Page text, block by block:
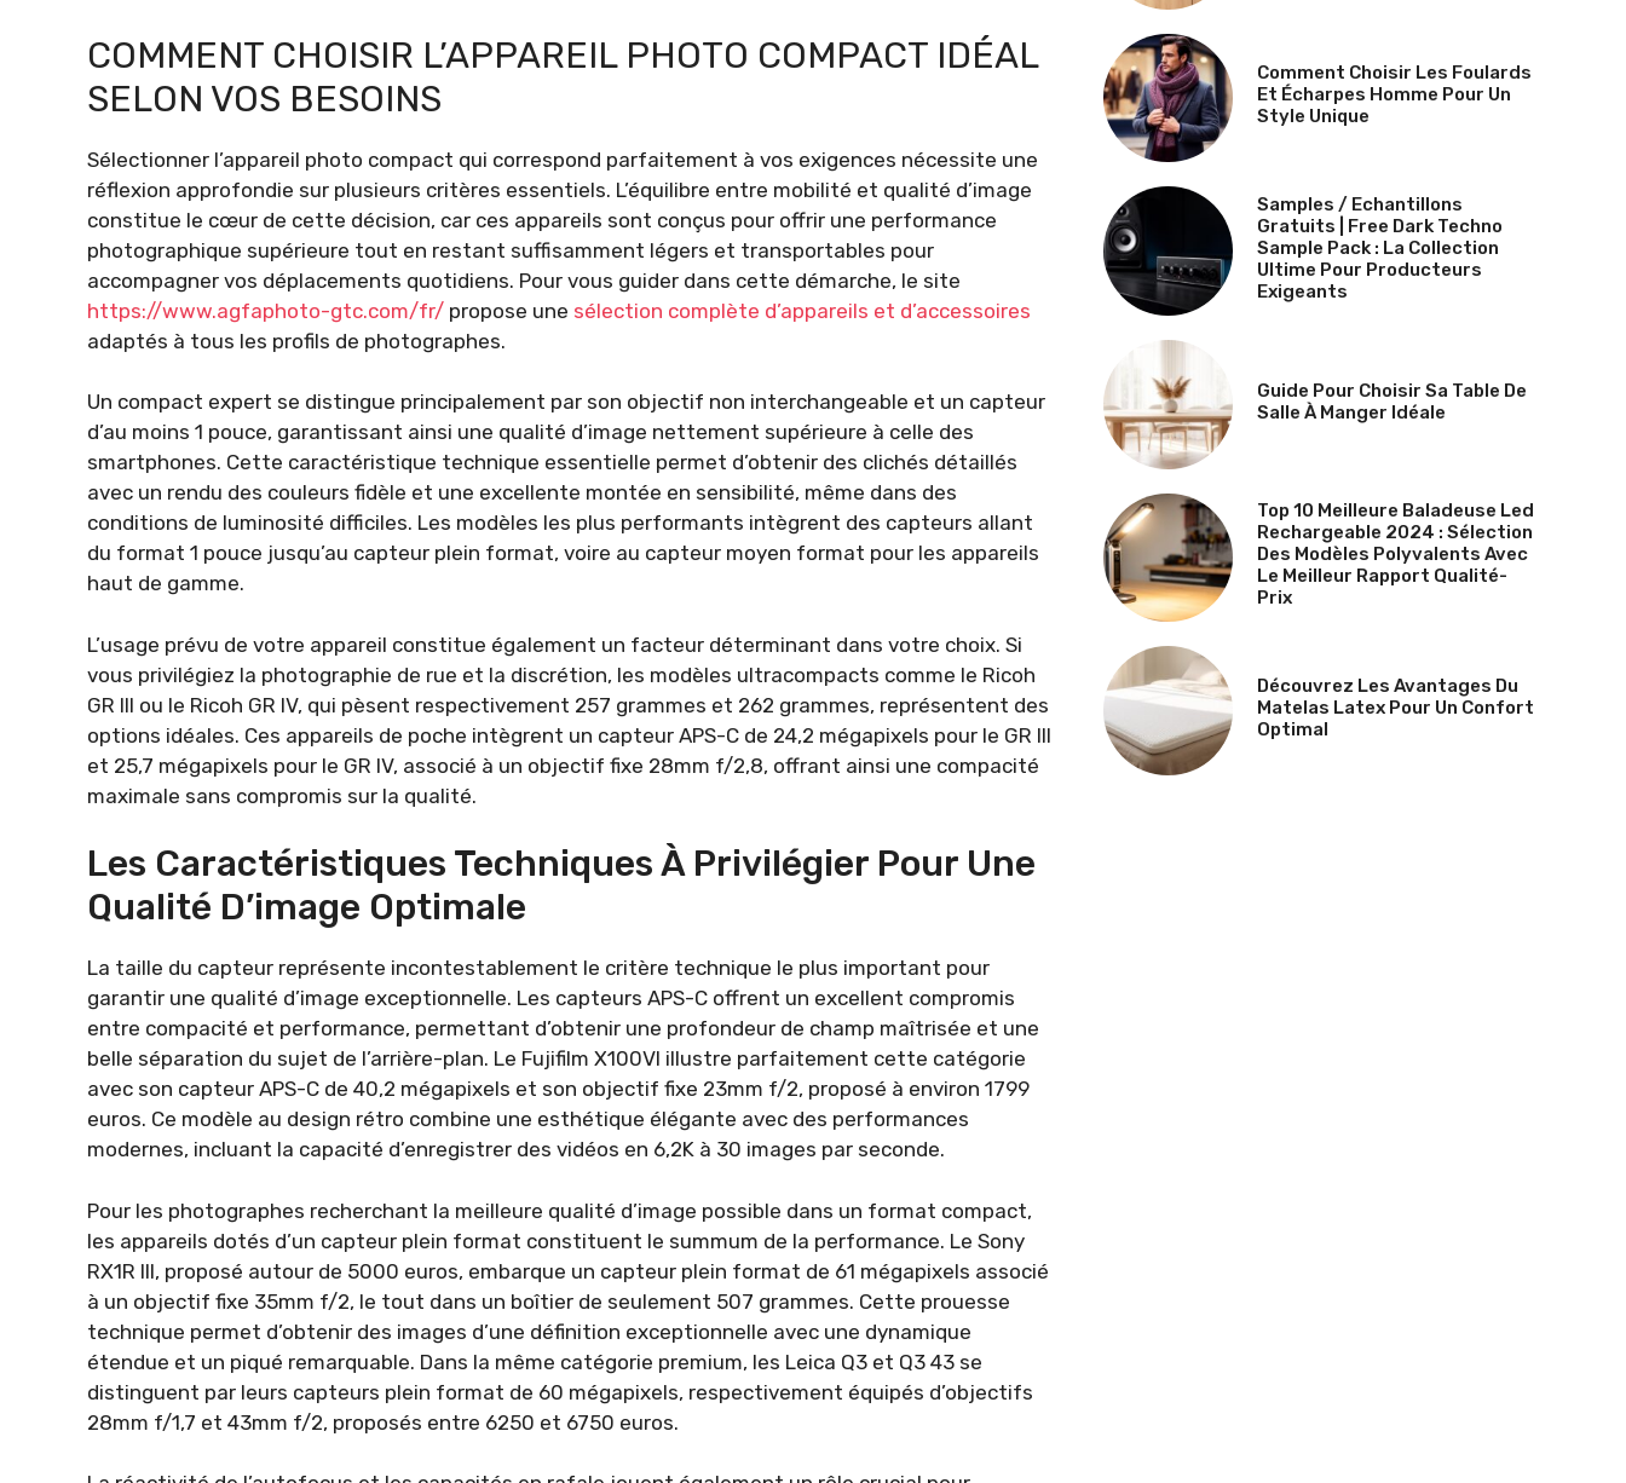
COMMENT CHOISIR L’APPAREIL PHOTO COMPACT IDÉAL
SELON VOS BESOINS
Sélectionner l’appareil photo compact qui correspond parfaitement à vos exigences nécessite une
réflexion approfondie sur plusieurs critères essentiels. L’équilibre entre mobilité et qualité d’image
constitue le cœur de cette décision, car ces appareils sont conçus pour offrir une performance
photographique supérieure tout en restant suffisamment légers et transportables pour
accompagner vos déplacements quotidiens. Pour vous guider dans cette démarche, le site
https://www.agfaphoto-gtc.com/fr/ propose une sélection complète d’appareils et d’accessoires
adaptés à tous les profils de photographes.
Un compact expert se distingue principalement par son objectif non interchangeable et un capteur
d’au moins 1 pouce, garantissant ainsi une qualité d’image nettement supérieure à celle des
smartphones. Cette caractéristique technique essentielle permet d’obtenir des clichés détaillés
avec un rendu des couleurs fidèle et une excellente montée en sensibilité, même dans des
conditions de luminosité difficiles. Les modèles les plus performants intègrent des capteurs allant
du format 1 pouce jusqu’au capteur plein format, voire au capteur moyen format pour les appareils
haut de gamme.
L’usage prévu de votre appareil constitue également un facteur déterminant dans votre choix. Si
vous privilégiez la photographie de rue et la discrétion, les modèles ultracompacts comme le Ricoh
GR III ou le Ricoh GR IV, qui pèsent respectivement 257 grammes et 262 grammes, représentent des
options idéales. Ces appareils de poche intègrent un capteur APS-C de 24,2 mégapixels pour le GR III
et 25,7 mégapixels pour le GR IV, associé à un objectif fixe 28mm f/2,8, offrant ainsi une compacité
maximale sans compromis sur la qualité.
Les Caractéristiques Techniques À Privilégier Pour Une
Qualité D’image Optimale
La taille du capteur représente incontestablement le critère technique le plus important pour
garantir une qualité d’image exceptionnelle. Les capteurs APS-C offrent un excellent compromis
entre compacité et performance, permettant d’obtenir une profondeur de champ maîtrisée et une
belle séparation du sujet de l’arrière-plan. Le Fujifilm X100VI illustre parfaitement cette catégorie
avec son capteur APS-C de 40,2 mégapixels et son objectif fixe 23mm f/2, proposé à environ 1799
euros. Ce modèle au design rétro combine une esthétique élégante avec des performances
modernes, incluant la capacité d’enregistrer des vidéos en 6,2K à 30 images par seconde.
Pour les photographes recherchant la meilleure qualité d’image possible dans un format compact,
les appareils dotés d’un capteur plein format constituent le summum de la performance. Le Sony
RX1R III, proposé autour de 5000 euros, embarque un capteur plein format de 61 mégapixels associé
à un objectif fixe 35mm f/2, le tout dans un boîtier de seulement 507 grammes. Cette prouesse
technique permet d’obtenir des images d’une définition exceptionnelle avec une dynamique
étendue et un piqué remarquable. Dans la même catégorie premium, les Leica Q3 et Q3 43 se
distinguent par leurs capteurs plein format de 60 mégapixels, respectivement équipés d’objectifs
28mm f/1,7 et 43mm f/2, proposés entre 6250 et 6750 euros.
Comment Choisir Les Foulards
Et Écharpes Homme Pour Un
Style Unique
Samples / Echantillons
Gratuits | Free Dark Techno
Sample Pack : La Collection
Ultime Pour Producteurs
Exigeants
Guide Pour Choisir Sa Table De
Salle À Manger Idéale
Top 10 Meilleure Baladeuse Led
Rechargeable 2024 : Sélection
Des Modèles Polyvalents Avec
Le Meilleur Rapport Qualité-
Prix
Découvrez Les Avantages Du
Matelas Latex Pour Un Confort
Optimal